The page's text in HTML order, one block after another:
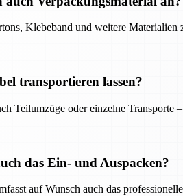
Klebeband und weitere
transportieren lassen?
Teilumzüge oder einzelne Transporte
das Ein- und Auspacken?
auf Wunsch auch das